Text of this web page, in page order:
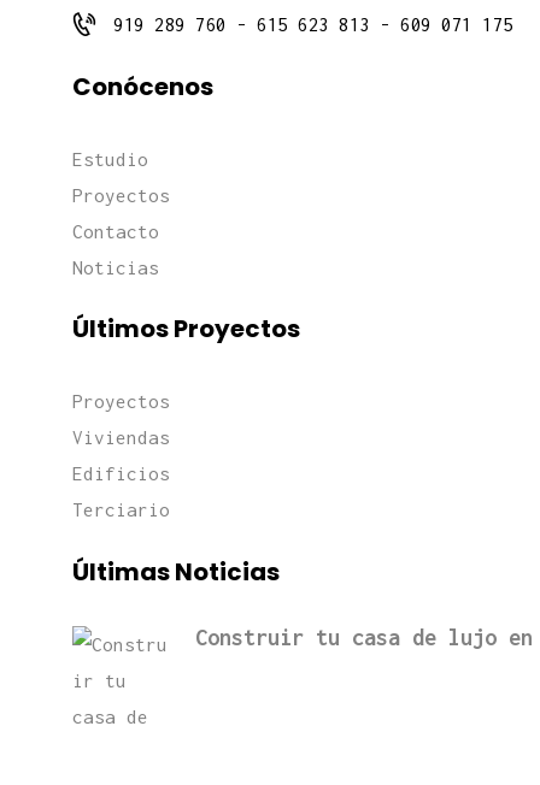
919 289 760 - 615 623 813 - 609 071 175
Conócenos
Estudio
Proyectos
Contacto
Noticias
Últimos Proyectos
Proyectos
Viviendas
Edificios
Terciario
Últimas Noticias
Construir tu casa de lujo